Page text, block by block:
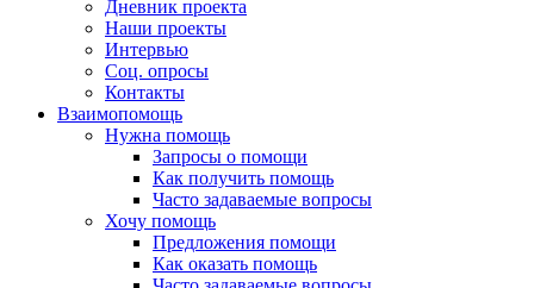
Дневник проекта
Наши проекты
Интервью
Соц. опросы
Контакты
Взаимопомощь
Нужна помощь
Запросы о помощи
Как получить помощь
Часто задаваемые вопросы
Хочу помощь
Предложения помощи
Как оказать помощь